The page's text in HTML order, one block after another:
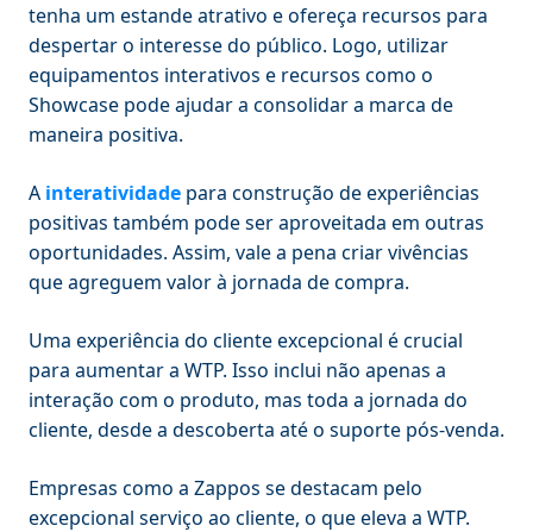
tenha um estande atrativo e ofereça recursos para
despertar o interesse do público. Logo, utilizar
equipamentos interativos e recursos como o
Showcase pode ajudar a consolidar a marca de
maneira positiva.
A interatividade para construção de experiências
positivas também pode ser aproveitada em outras
oportunidades. Assim, vale a pena criar vivências
que agreguem valor à jornada de compra.
Uma experiência do cliente excepcional é crucial
para aumentar a WTP. Isso inclui não apenas a
interação com o produto, mas toda a jornada do
cliente, desde a descoberta até o suporte pós-venda.
Empresas como a Zappos se destacam pelo
excepcional serviço ao cliente, o que eleva a WTP.